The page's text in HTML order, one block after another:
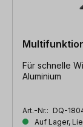
Für schnelle
Aluminium
Art.-Nr.: DQ-
Auf Lager,